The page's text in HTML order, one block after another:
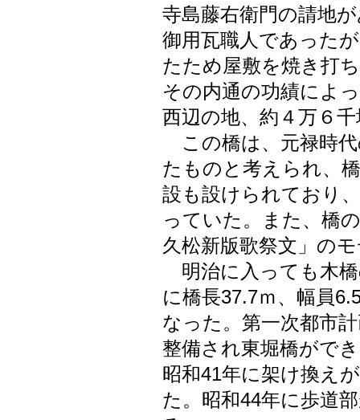
寺島藤右衛門の請地
御用瓦職人であった
たため屋敷を焼き打
その内通の功績によ
西辺の地、約４万６
この橋は、元禄時
たものと考えられ、
設も設けられており
っていた。また、橋
久松新版歌祭文」の
明治に入っても木
に橋長37.7ｍ、幅員
なった。第一次都市
整備され東堀橋がで
昭和41年に架け換え
た。昭和44年に歩道